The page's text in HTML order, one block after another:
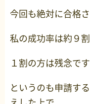
今回も絶対に合格
私の成功率は約９割
１割の方は残念で
というのも申請す